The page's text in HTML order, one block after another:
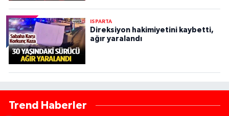
ISPARTA
Direksiyon hakimiyetini kaybetti,
ağır yaralandı
Trend Haberler